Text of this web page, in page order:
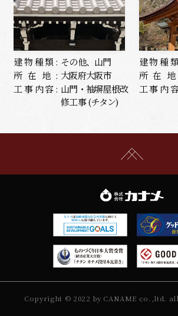
建物種類: その他、山門
所在地: 大阪府大阪市
工事内容: 山門・袖塀屋根改
修工事 (チタン)
建物種
所在
工事内
Copyright © 2022 by CANAME co.,ltd.